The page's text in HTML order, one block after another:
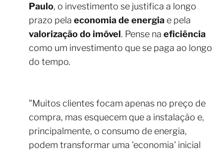
Paulo, o investimento se justifica a longo
prazo pela economia de energia e pela
valorização do imóvel. Pense na eficiência
como um investimento que se paga ao longo
do tempo.
"Muitos clientes focam apenas no preço de
compra, mas esquecem que a instalação e,
principalmente, o consumo de energia,
podem transformar uma 'economia' inicial